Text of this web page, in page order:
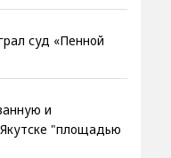
суд «Пенной
и
"площадью